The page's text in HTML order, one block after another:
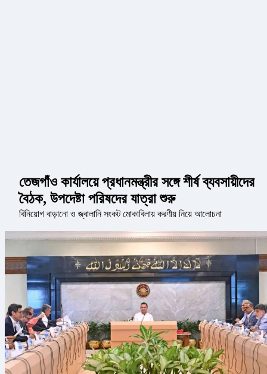
তেজগাঁও কার্যালয়ে প্রধানমন্ত্রীর সঙ্গে শীর্ষ ব্যবসায়ীদের
বৈঠক, উপদেষ্টা পরিষদের যাত্রা শুরু
বিনিয়োগ বাড়ানো ও জ্বালানি সংকট মোকাবিলায় করণীয় নিয়ে আলোচনা